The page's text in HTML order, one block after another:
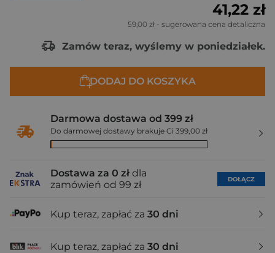
41,22 zł
59,00 zł - sugerowana cena detaliczna
Zamów teraz, wyślemy w poniedziałek.
DODAJ DO KOSZYKA
Darmowa dostawa od 399 zł
Do darmowej dostawy brakuje Ci 399,00 zł
Dostawa za 0 zł dla
zamówień od 99 zł
DOŁĄCZ
Kup teraz, zapłać za 30 dni
Kup teraz, zapłać za 30 dni